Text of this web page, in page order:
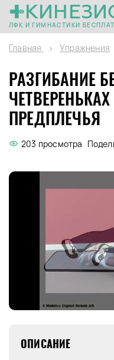
ЛФК И ГИМНАСТИКИ
Главная Упражнения
РАЗГИБАНИЕ
ПРЕДПЛЕЧЬЯ
203 просмотра
ОПИСАНИЕ